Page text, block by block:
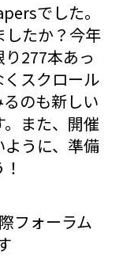
でした。
したか？今年
277本あっ
くスクロール
のも新しい
また、開催
うに、準備
フォーラム